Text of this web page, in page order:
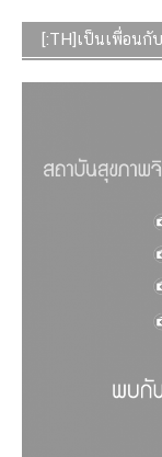
[:TH]เป็นเพื่อนกับ